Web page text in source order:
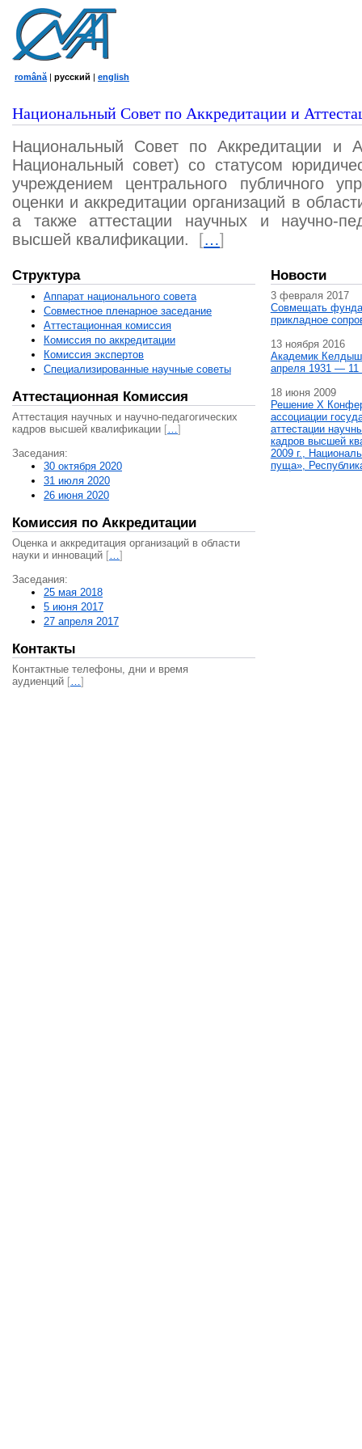
română | русский | english
Национальный Совет по Аккредитации и
Национальный Совет по Аккредитации и
Национальный совет) со статусом
учреждением центрального публичного
оценки и аккредитации организаций в
а также аттестации научных и научно-
высшей квалификации.
[…]
Структура
Аппарат национального совета
Совместное пленарное заседание
Аттестационная комисcия
Комиссия по аккредитации
Комиссия экспертов
Специализированные научные советы
Аттестационная Комиссия
Аттестация научных и научно-педагогических
кадров высшей квалификации […]
Заседания:
30 октября 2020
31 июля 2020
26 июня 2020
Комиссия по Аккредитации
Оценка и аккредитация организаций в области
науки и инноваций […]
Заседания:
25 мая 2018
5 июня 2017
27 апреля 2017
Контакты
Контактные телефоны, дни и время
аудиенций […]
Новости
3 февраля 2017
Совмещать
прикладное
13 ноября 2016
Академик
апреля 1931 — 11
18 июня 2009
Решение X
ассоциации
аттестации
кадров высшей
2009 г.,
пуща»,